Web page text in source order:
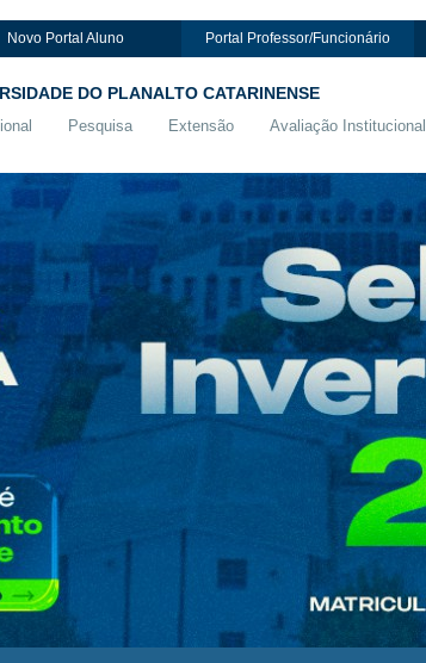
Novo Portal Aluno Portal Professor/Funcionário
DO PLANALTO CATARINENSE
Pesquisa Extensão Avaliação Institucional